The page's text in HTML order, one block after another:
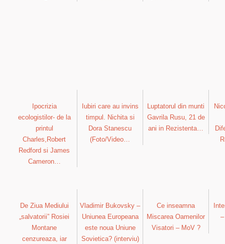
Ipocrizia
ecologistilor- de la
printul
Charles,Robert
Redford si James
Cameron…
Iubiri care au invins
timpul. Nichita si
Dora Stanescu
(Foto/Video…
Luptatorul din munti
Gavrila Rusu, 21 de
ani in Rezistenta…
De Ziua Mediului
„salvatorii” Rosiei
Montane
cenzureaza, iar
Vladimir Bukovsky –
Uniunea Europeana
este noua Uniune
Sovietica? (interviu)
Ce inseamna
Miscarea Oamenilor
Visatori – MoV ?